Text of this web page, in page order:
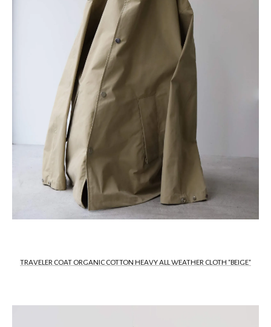
TRAVELER COAT ORGANIC COTTON HEAVY ALL WEATHER CLOTH "BEIGE"